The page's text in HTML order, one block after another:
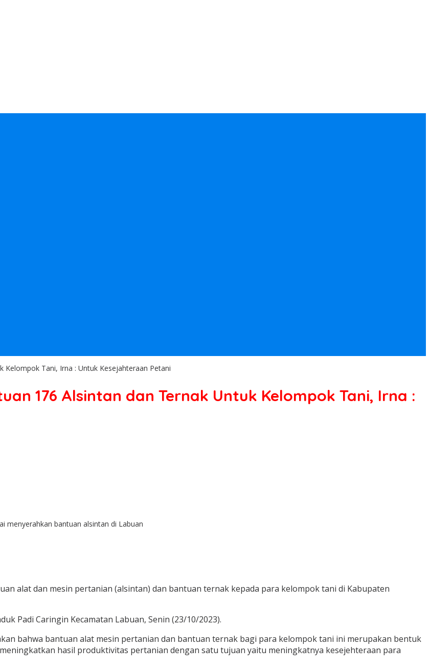
Kelompok Tani, Irna : Untuk Kesejahteraan Petani
176 Alsintan dan Ternak Untuk Kelompok Tani, Irna :
menyerahkan bantuan alsintan di Labuan
alat dan mesin pertanian (alsintan) dan bantuan ternak kepada para kelompok tani di Kabupaten
Padi Caringin Kecamatan Labuan, Senin (23/10/2023).
bahwa bantuan alat mesin pertanian dan bantuan ternak bagi para kelompok tani ini merupakan bentuk
hasil produktivitas pertanian dengan satu tujuan yaitu meningkatnya kesejehteraan para